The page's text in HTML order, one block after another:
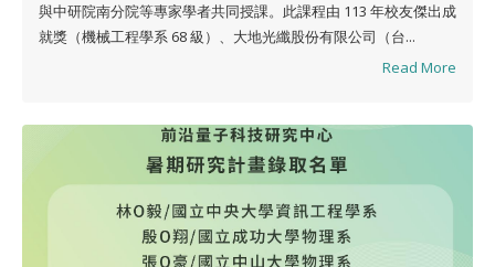
與中研院南分院等專家學者共同授課。此課程由 113 年校友傑出成
就獎（機械工程學系 68 級）、大地光纖股份有限公司（台...
Read More